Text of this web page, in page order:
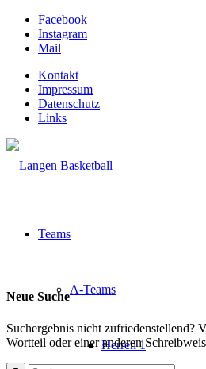
Facebook
Instagram
Mail
Kontakt
Impressum
Datenschutz
Links
Teams
A-Teams
Herren 1
Neue Suche
Suchergebnis nicht zufriedenstellend?
Wortteil oder einer anderen